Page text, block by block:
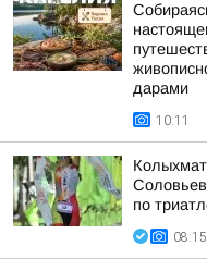
дарами
10:11
по
08:15